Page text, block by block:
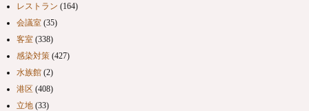
レストラン (164)
会議室(35)
客室(338)
感染対策(427)
水族館(2)
港区(408)
立地(33)